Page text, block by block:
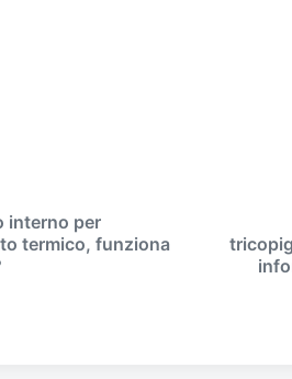
interno per
termico, funziona